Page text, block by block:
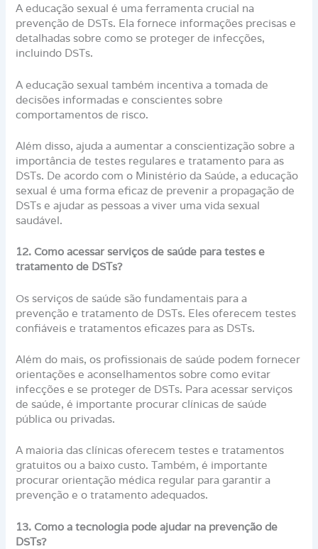
A educação sexual é uma ferramenta crucial na
prevenção de DSTs. Ela fornece informações precisas e
detalhadas sobre como se proteger de infecções,
incluindo DSTs.
A educação sexual também incentiva a tomada de
decisões informadas e conscientes sobre
comportamentos de risco.
Além disso, ajuda a aumentar a conscientização sobre a
importância de testes regulares e tratamento para as
DSTs. De acordo com o Ministério da Saúde, a educação
sexual é uma forma eficaz de prevenir a propagação de
DSTs e ajudar as pessoas a viver uma vida sexual
saudável.
12. Como acessar serviços de saúde para testes e
tratamento de DSTs?
Os serviços de saúde são fundamentais para a
prevenção e tratamento de DSTs. Eles oferecem testes
confiáveis e tratamentos eficazes para as DSTs.
Além do mais, os profissionais de saúde podem fornecer
orientações e aconselhamentos sobre como evitar
infecções e se proteger de DSTs. Para acessar serviços
de saúde, é importante procurar clínicas de saúde
pública ou privadas.
A maioria das clínicas oferecem testes e tratamentos
gratuitos ou a baixo custo. Também, é importante
procurar orientação médica regular para garantir a
prevenção e o tratamento adequados.
13. Como a tecnologia pode ajudar na prevenção de
DSTs?